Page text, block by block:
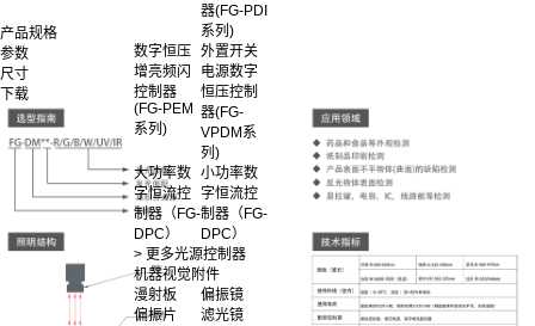
器(FG-PDI
系列)
数字恒压
增亮频闪
控制器
(FG-PEM
系列)
外置开关
电源数字
恒压控制
器(FG-
VPDM系
列)
大功率数
字恒流控
制器（FG-
DPC）
小功率数
字恒流控
制器（FG-
DPC）
> 更多光源控制器
机器视觉附件
漫射板
偏振镜
偏振片
滤光镜
产品规格
参数
尺寸
下载